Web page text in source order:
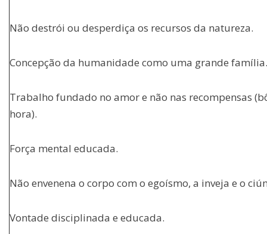
Não destrói ou desperdiça os recursos da natureza.
Concepção da humanidade como uma grande família.
Trabalho fundado no amor e não nas recompensas
hora).
Força mental educada.
Não envenena o corpo com o egoísmo, a inveja e o
Vontade disciplinada e educada.